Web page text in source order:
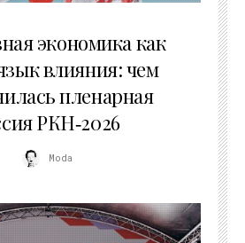
экономика как
влияния: чем
пленарная
РКН‑2026
Moda